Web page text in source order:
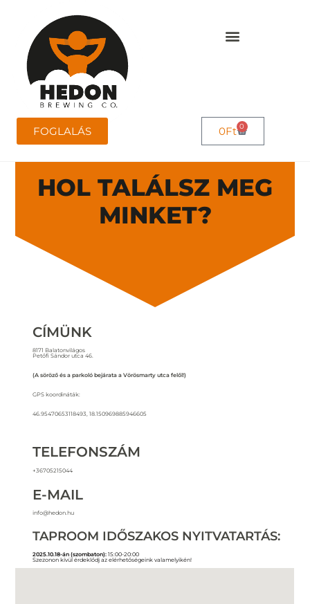
FOGLALÁS 0Ft 0
HOL TALÁLSZ MEG
MINKET?
CÍMÜNK
8171 Balatonvilágos
Petőfi Sándor utca 46.
(A söröző és a parkoló bejárata a Vörösmarty utca felől!)
GPS koordináták:
46.95470653118493, 18.150969885946605
TELEFONSZÁM
+36705215044
E-MAIL
info@hedon.hu
TAPROOM IDŐSZAKOS NYITVATARTÁS:
2025.10.18-án (szombaton):15:00-20:00
Szezonon kívül érdeklődj az elérhetőségeink valamelyikén!